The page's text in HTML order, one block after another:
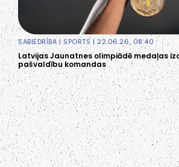
SABIEDRĪBA|SPORTS | 22.06.26, 08:40
Latvijas Jaunatnes olimpiādē medaļas
pašvaldību komandas